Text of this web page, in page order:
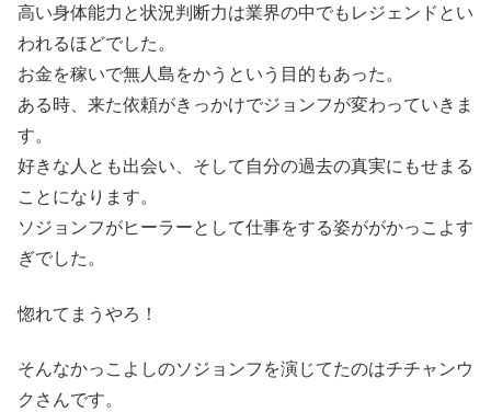
高い身体能力と状況判断力は業界の中でもレジェンドとい
われるほどでした。
お金を稼いで無人島をかうという目的もあった。
ある時、来た依頼がきっかけでジョンフが変わっていきま
す。
好きな人とも出会い、そして自分の過去の真実にもせまる
ことになります。
ソジョンフがヒーラーとして仕事をする姿ががかっこよす
ぎでした。
惚れてまうやろ！
そんなかっこよしのソジョンフを演じてたのはチチャンウ
クさんです。